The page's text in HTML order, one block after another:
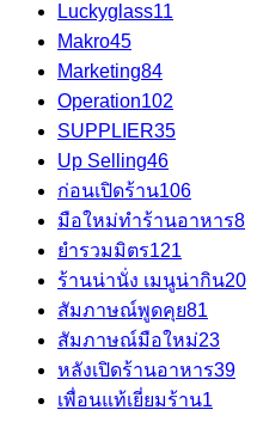
Luckyglass11
Makro45
Marketing84
Operation102
SUPPLIER35
Up Selling46
ก่อนเปิดร้าน106
มือใหม่ทำร้านอาหาร8
ยำรวมมิตร121
ร้านน่านั่ง เมนูน่ากิน20
สัมภาษณ์พูดคุย81
สัมภาษณ์มือใหม่23
หลังเปิดร้านอาหาร39
เพื่อนแท้เยี่ยมร้าน1